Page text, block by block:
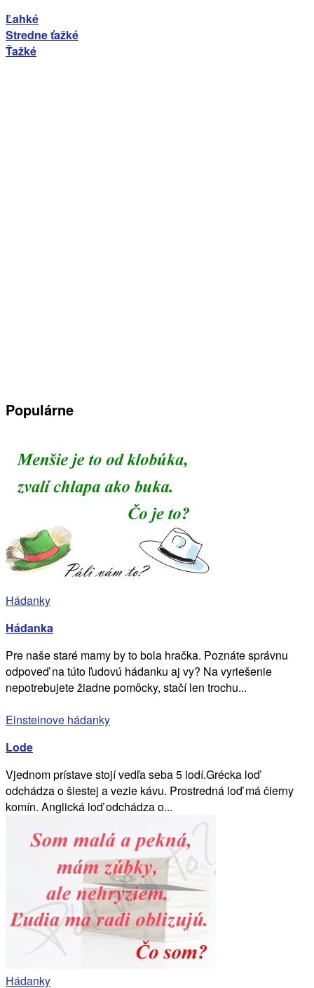
Ľahké
Stredne ťažké
Ťažké
Populárne
Hádanky
Hádanka
Pre naše staré mamy by to bola hračka. Poznáte správnu
odpoveď na túto ľudovú hádanku aj vy? Na vyriešenie
nepotrebujete žiadne pomôcky, stačí len trochu...
Einsteinove hádanky
Lode
Vjednom prístave stojí vedľa seba 5 lodí.Grécka loď
odchádza o šiestej a vezie kávu. Prostredná loď má čierny
komín. Anglická loď odchádza o...
Hádanky